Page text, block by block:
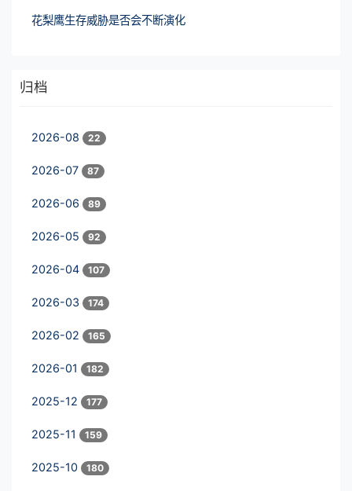
花梨鹰生存威胁是否会不断演化
归档
2026-08 22
2026-07 87
2026-06 89
2026-05 92
2026-04 107
2026-03 174
2026-02 165
2026-01 182
2025-12 177
2025-11 159
2025-10 180